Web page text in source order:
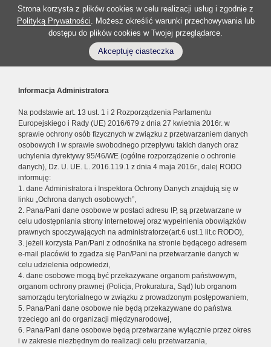
Strona korzysta z plików cookies w celu realizacji usług i zgodnie z
Polityką Prywatności. Możesz określić warunki przechowywania lub
dostępu do plików cookies w Twojej przeglądarce.
Akceptuję ciasteczka
Informacja Administratora
Na podstawie art. 13 ust. 1 i 2 Rozporządzenia Parlamentu
Europejskiego i Rady (UE) 2016/679 z dnia 27 kwietnia 2016r. w
sprawie ochrony osób fizycznych w związku z przetwarzaniem danych
osobowych i w sprawie swobodnego przepływu takich danych oraz
uchylenia dyrektywy 95/46/WE (ogólne rozporządzenie o ochronie
danych), Dz. U. UE. L. 2016.119.1 z dnia 4 maja 2016r., dalej RODO
informuję:
1. dane Administratora i Inspektora Ochrony Danych znajdują się w
linku „Ochrona danych osobowych”,
2. Pana/Pani dane osobowe w postaci adresu IP, są przetwarzane w
celu udostępniania strony internetowej oraz wypełnienia obowiązków
prawnych spoczywających na administratorze(art.6 ust.1 lit.c RODO),
3. jeżeli korzysta Pan/Pani z odnośnika na stronie będącego adresem
e-mail placówki to zgadza się Pan/Pani na przetwarzanie danych w
celu udzielenia odpowiedzi,
4. dane osobowe mogą być przekazywane organom państwowym,
organom ochrony prawnej (Policja, Prokuratura, Sąd) lub organom
samorządu terytorialnego w związku z prowadzonym postępowaniem,
5. Pana/Pani dane osobowe nie będą przekazywane do państwa
trzeciego ani do organizacji międzynarodowej,
6. Pana/Pani dane osobowe będą przetwarzane wyłącznie przez okres
i w zakresie niezbędnym do realizacji celu przetwarzania,